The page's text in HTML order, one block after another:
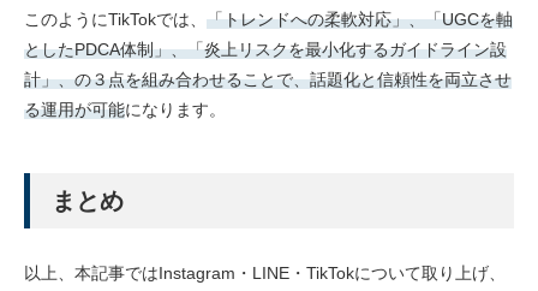
このようにTikTokでは、 「トレンドへの柔軟対応」、「UGCを軸
としたPDCA体制」、「炎上リスクを最小化するガイドライン設
計」、の３点を組み合わせることで、話題化と信頼性を両立させ
る運用が可能になります。
まとめ
以上、本記事ではInstagram・LINE・TikTokについて取り上げ、